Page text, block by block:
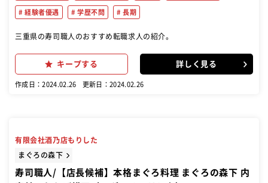
経験者優遇 学歴不問 長期
三重県の寿司職人のおすすめ転職求人の紹介。
キープする 詳しく見る
作成日：2024.02.26 更新日：2024.02.26
有限会社酒乃店もりした
まぐろの森下
寿司職人/【店長候補】本格まぐろ料理 まぐろの森下 内